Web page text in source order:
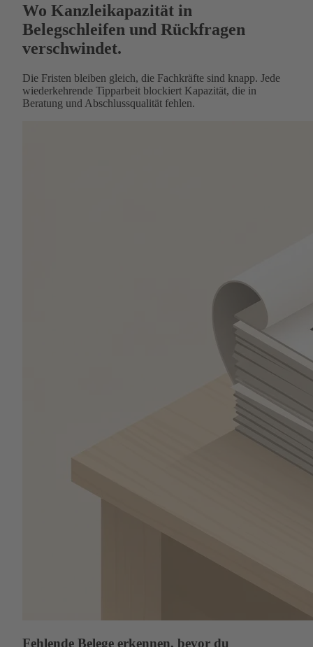
Wo Kanzleikapazität in
Belegschleifen und Rückfragen
verschwindet.
Die Fristen bleiben gleich, die Fachkräfte sind knapp. Jede
wiederkehrende Tipparbeit blockiert Kapazität, die in
Beratung und Abschlussqualität fehlen.
Fehlende Belege erkennen, bevor du